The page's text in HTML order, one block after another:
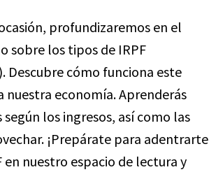
profundizaremos en el
sobre los tipos de IRPF
). Descubre cómo funciona este
economía. Aprenderás
los ingresos, así como las
¡Prepárate para adentrarte
nuestro espacio de lectura y